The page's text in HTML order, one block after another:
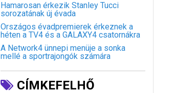
Hamarosan érkezik Stanley Tucci
sorozatának új évada
Országos évadpremierek érkeznek a
héten a TV4 és a GALAXY4 csatornákra
A Network4 ünnepi menüje a sonka
mellé a sportrajongók számára
CÍMKEFELHŐ